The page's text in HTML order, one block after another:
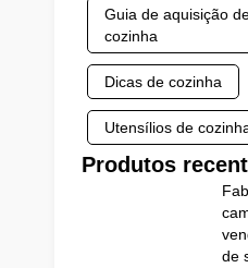
Guia de aquisição
cozinha
Dicas de cozinha
Utensílios de
Produtos
de